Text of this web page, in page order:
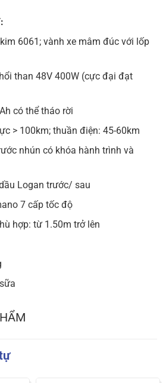
6061; vành xe mâm đúc với lốp
than 48V 400W (cực đại đạt
có thể tháo rời
> 100km; thuần điện: 45-60km
nhún có khóa hành trình và
Logan trước/ sau
7 cấp tốc độ
hợp: từ 1.50m trở lên